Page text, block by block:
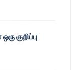
குறிப்பு